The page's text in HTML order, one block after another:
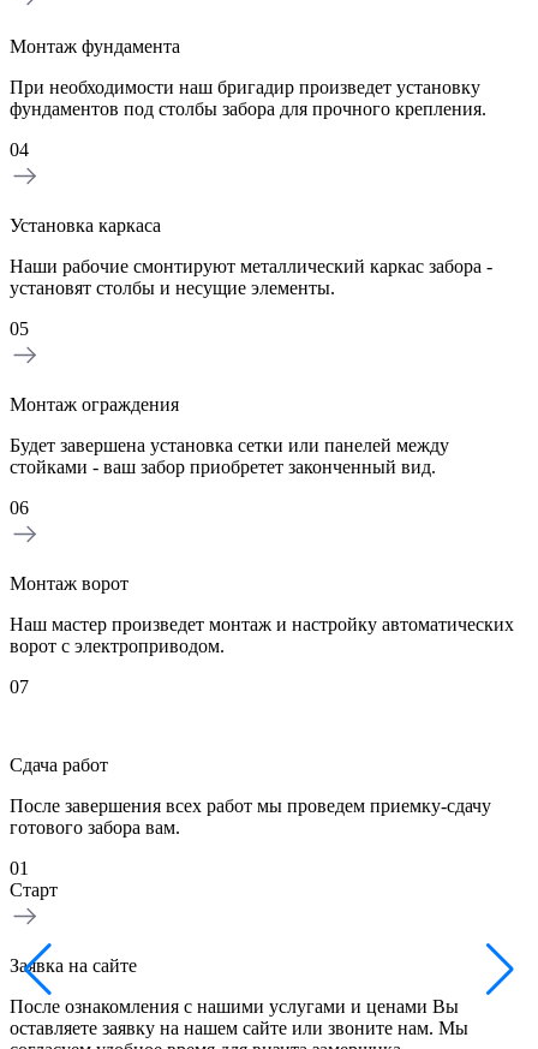
Монтаж фундамента
При необходимости наш бригадир произведет установку
фундаментов под столбы забора для прочного крепления.
04
Установка каркаса
Наши рабочие смонтируют металлический каркас забора -
установят столбы и несущие элементы.
05
Монтаж ограждения
Будет завершена установка сетки или панелей между
стойками - ваш забор приобретет законченный вид.
06
Монтаж ворот
Наш мастер произведет монтаж и настройку автоматических
ворот с электроприводом.
07
Сдача работ
После завершения всех работ мы проведем приемку-сдачу
готового забора вам.
01
Старт
Заявка на сайте
После ознакомления с нашими услугами и ценами Вы
оставляете заявку на нашем сайте или звоните нам. Мы